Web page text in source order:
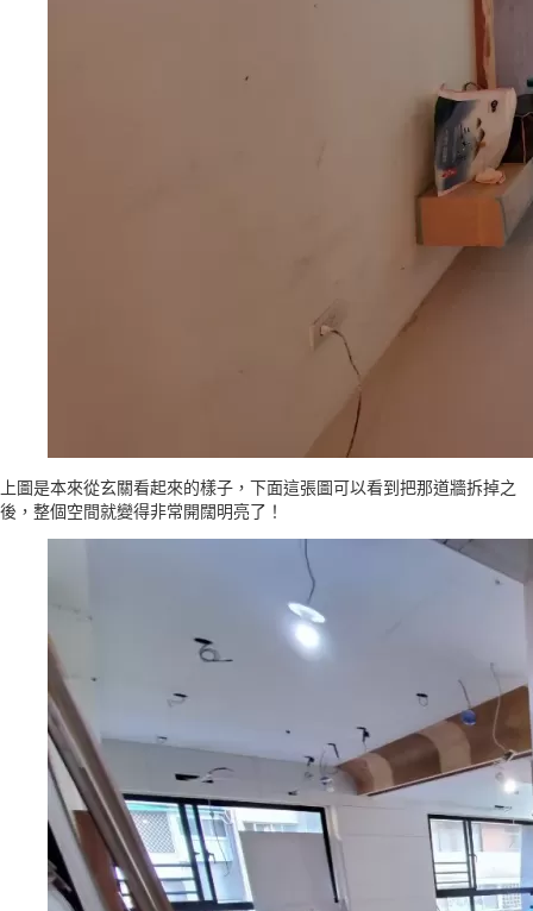
上圖是本來從玄關看起來的樣子，下面這張圖可以看到把那道牆拆掉之
後，整個空間就變得非常開闊明亮了！